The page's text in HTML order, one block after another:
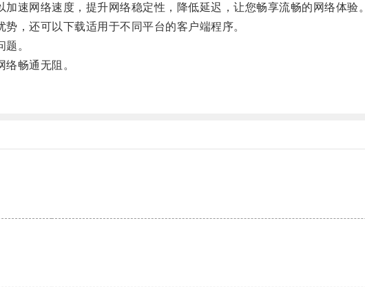
网络速度，提升网络稳定性，降低延迟，让您畅享流畅的网络体验。
，还可以下载适用于不同平台的客户端程序。
。
畅通无阻。